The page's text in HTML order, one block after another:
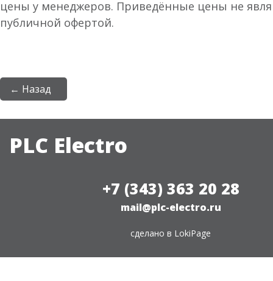
цены у менеджеров. Приведённые цены не
публичной офертой.
← Назад
PLC Electro
+7 (343) 363 20 28
mail@plc-electro.ru
сделано в LokiPage